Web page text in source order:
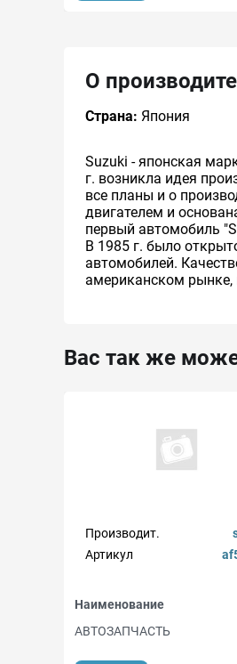
О
Страна: Япония
Suzuki - японская
г. возникла идея
все планы и о
двигателем и
первый автомобиль
В 1985 г. было
автомобилей.
американском рынке,
Вас так же
Производит.
Артикул
Наименование
ABTOЗAПЧACTЬ